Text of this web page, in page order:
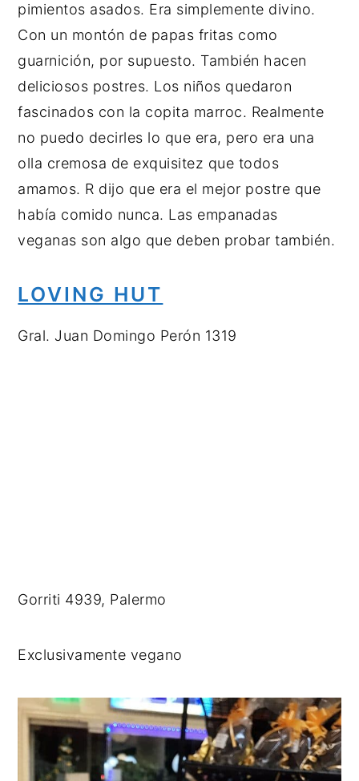
pimientos asados. Era simplemente divino.
Con un montón de papas fritas como
guarnición, por supuesto. También hacen
deliciosos postres. Los niños quedaron
fascinados con la copita marroc. Realmente
no puedo decirles lo que era, pero era una
olla cremosa de exquisitez que todos
amamos. R dijo que era el mejor postre que
había comido nunca. Las empanadas
veganas son algo que deben probar también.
LOVING HUT
Gral. Juan Domingo Perón 1319
Gorriti 4939, Palermo
Exclusivamente vegano